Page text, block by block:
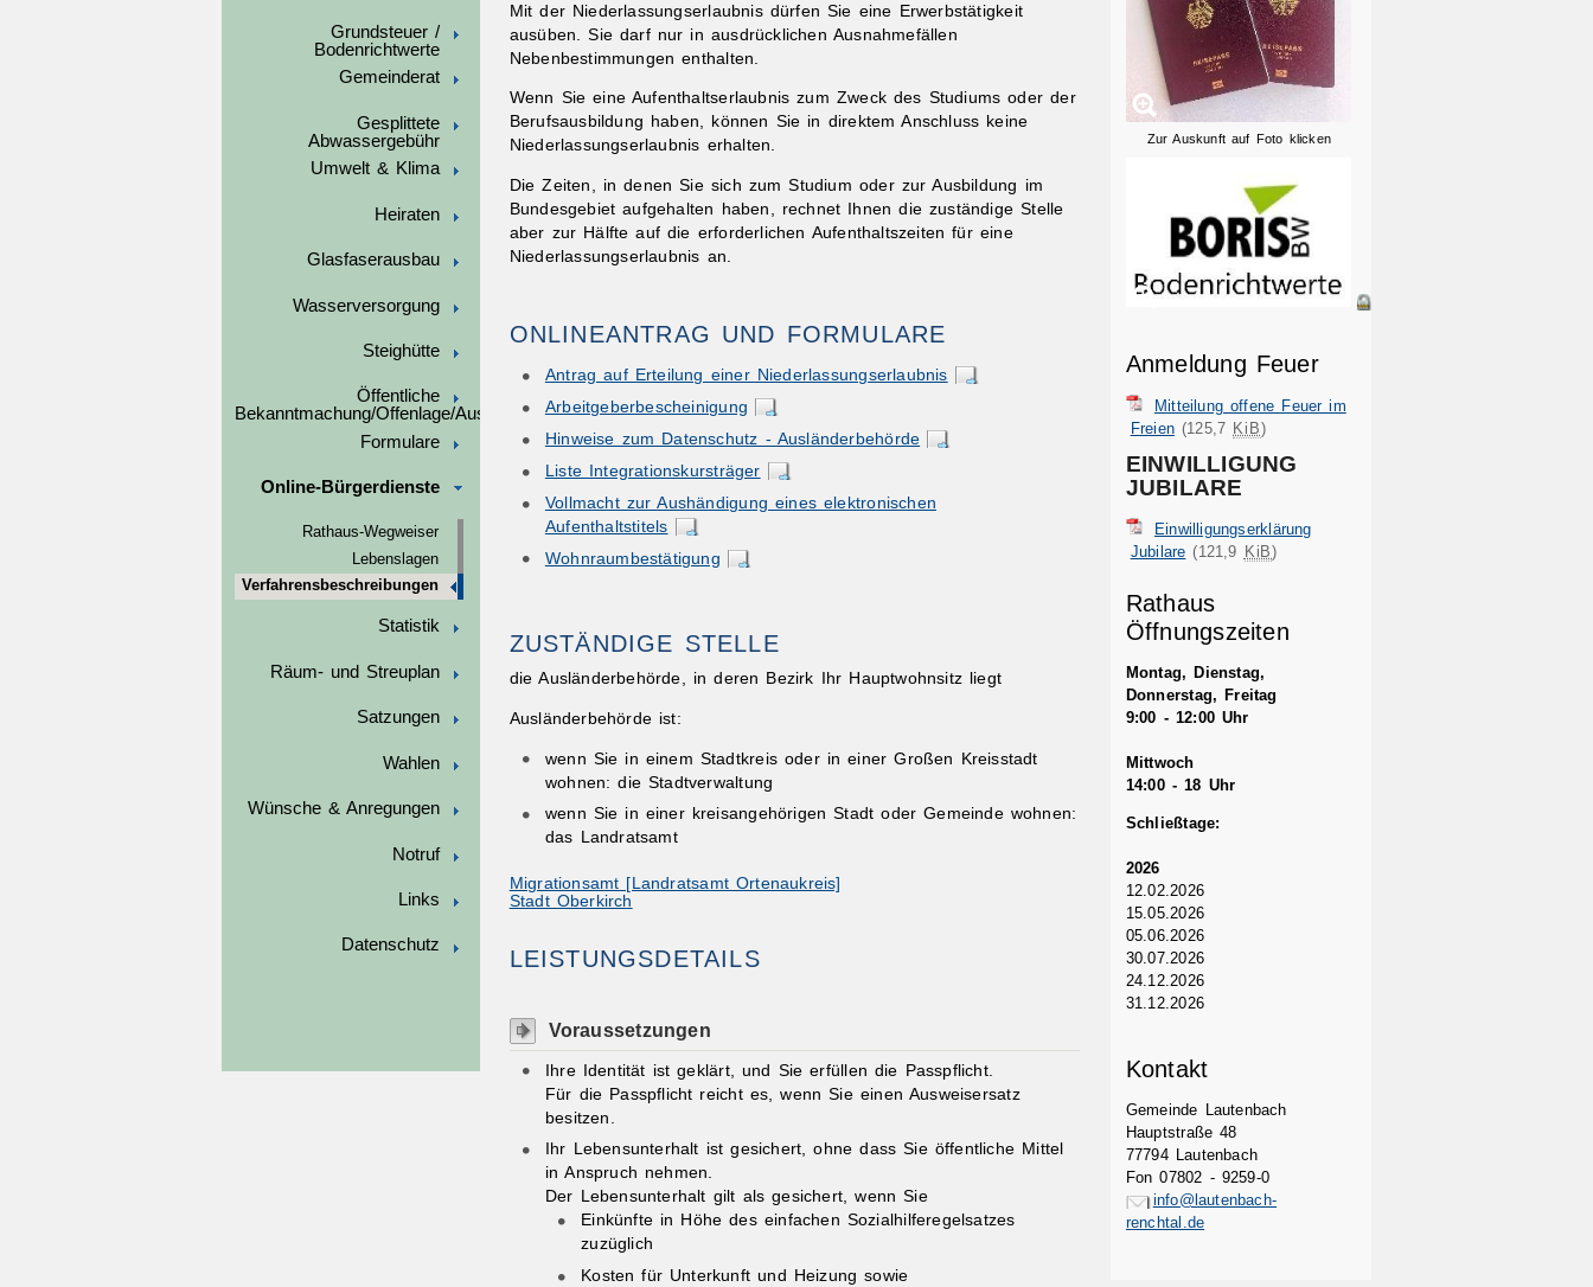
Grundsteuer /
Bodenrichtwerte
Gemeinderat
Gesplittete
Abwassergebühr
Umwelt & Klima
Heiraten
Glasfaserausbau
Wasserversorgung
Steighütte
Öffentliche
Bekanntmachung/Offenlage/Ausschreibungen
Formulare
Online-Bürgerdienste
Rathaus-Wegweiser
Lebenslagen
Verfahrensbeschreibungen
Statistik
Räum- und Streuplan
Satzungen
Wahlen
Wünsche & Anregungen
Notruf
Links
Datenschutz
Mit der Niederlassungserlaubnis dürfen Sie eine Erwerbstätigkeit
ausüben. Sie darf nur in ausdrücklichen Ausnahmefällen
Nebenbestimmungen enthalten
Wenn Sie eine Aufenthaltserlaubnis zum Zweck des Studiums oder der
Berufsausbildung haben, können Sie in direktem Anschluss keine
Niederlassungserlaubnis erhalten.
Die Zeiten, in denen Sie sich zum Studium oder zur Ausbildung im
Bundesgebiet aufgehalten haben, rechnet Ihnen die zuständige Stelle
aber zur Hälfte auf die erforderlichen Aufenthaltszeiten für eine
Niederlassungserlaubnis an.
ONLINEANTRAG UND FORMULARE
Antrag auf Erteilung einer Niederlassungserlaubnis
Arbeitgeberbescheinigung
Hinweise zum Datenschutz - Ausländerbehörde
Liste Integrationskursträger
Vollmacht zur Aushändigung eines elektronischen
Aufenthaltstitels
Wohnraumbestätigung
ZUSTÄNDIGE STELLE
die Ausländerbehörde, in deren Bezirk Ihr Hauptwohnsitz liegt
Ausländerbehörde ist:
wenn Sie in einem Stadtkreis oder in einer Großen Kreisstadt
wohnen: die Stadtverwaltung
wenn Sie in einer kreisangehörigen Stadt oder Gemeinde wohnen:
das Landratsamt
Migrationsamt [Landratsamt Ortenaukreis]
Stadt Oberkirch
LEISTUNGSDETAILS
Voraussetzungen
Ihre Identität ist geklärt, und Sie erfüllen die Passpflicht.
Für die Passpflicht reicht es, wenn Sie einen Ausweisersatz
besitzen.
Ihr Lebensunterhalt ist gesichert, ohne dass Sie öffentliche Mittel
in Anspruch nehmen.
Der Lebensunterhalt gilt als gesichert, wenn Sie
Einkünfte in Höhe des einfachen Sozialhilferegelsatzes
zuzüglich
Kosten für Unterkunft und Heizung sowie
Zur Auskunft auf Foto klicken
Anmeldung Feuer
Mitteilung offene Feuer im
Freien (125,7 KiB)
EINWILLIGUNG
JUBILARE
Einwilligungserklärung
Jubilare (121,9 KiB)
Rathaus
Öffnungszeiten
Montag, Dienstag,
Donnerstag, Freitag
9:00 - 12:00 Uhr
Mittwoch
14:00 - 18 Uhr
Schließtage:
2026
12.02.2026
15.05.2026
05.06.2026
30.07.2026
24.12.2026
31.12.2026
Kontakt
Gemeinde Lautenbach
Hauptstraße 48
77794 Lautenbach
Fon 07802 - 9259-0
info@lautenbach-
renchtal.de